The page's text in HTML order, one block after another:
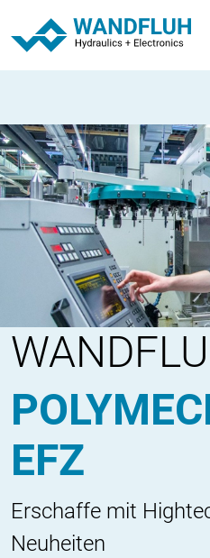
EFZ
Erschaffe mit
Neuheiten